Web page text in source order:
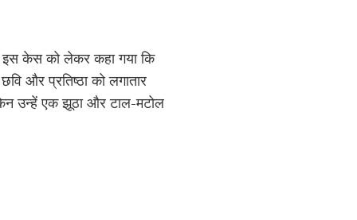
इस केस को लेकर कहा गया कि
और प्रतिष्ठा को लगातार
उन्हें एक झूठा और टाल-मटोल